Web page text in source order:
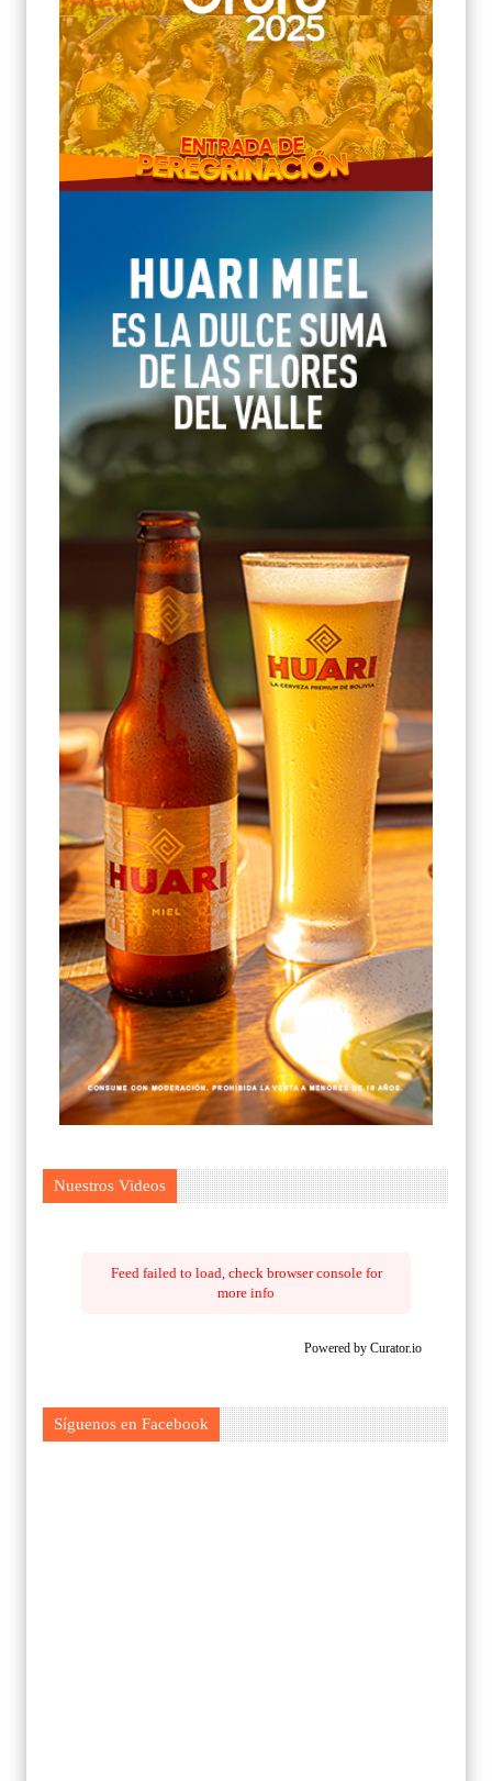
Nuestros Videos
Feed failed to load, check browser console for
more info
Powered by Curator.io
Síguenos en Facebook